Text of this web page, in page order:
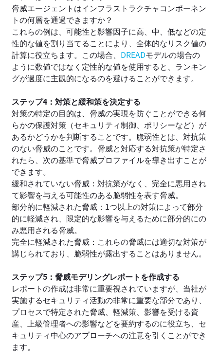
脅威エージェントはインフラストラクチャコンポーネン
トの何層を通過できますか？
これらの例は、可能性と影響因子に高、中、低などの定
性的な値を割り当てることにより、全体的なリスク値の
計算に役立ちます。この場合、 DREADモデルの場合の
ように数値ではなく定性的な値を使用すると、ランキン
グが過度に主観的になるのを避けることができます。
ステップ4 ： 対策と緩和策を決定する
対策の特定の目的は、脅威の実現を防ぐことができる何
らかの保護対策 （セキュリティ制御、ポリシーなど） が
あるかどうかを判断することです。脆弱性とは、対抗策
のない脅威のことです。脅威と対応する対抗策が特定さ
れたら、次の基準で脅威プロファイルを導き出すことが
できます。
緩和されていない脅威 ： 対抗策がなく、完全に悪用され
て影響を与える可能性のある脆弱性を表す脅威。
部分的に軽減された脅威 ： 1つ以上の対策によって部分
的に軽減され、限定的な影響を与えるために部分的にの
み悪用される脅威。
完全に軽減された脅威 ： これらの脅威には適切な対策が
講じられており、脆弱性が露出することはありません。
ステップ5 ： 脅威モデリングレポートを作成する
レポートの作成は非常に重要視されていますが、当社が
実施するセキュリティ活動の非常に重要な部分であり、
プロセスで特定された脅威、軽減策、影響を受ける資
産、上級管理者への影響などを要約するのに役立ち、セ
キュリティ中心のアプローチへの注意を引くことができ
ます。